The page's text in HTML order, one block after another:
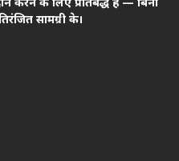
करने के लिए प्रतिबद्ध हैं — बिना
सामग्री के।